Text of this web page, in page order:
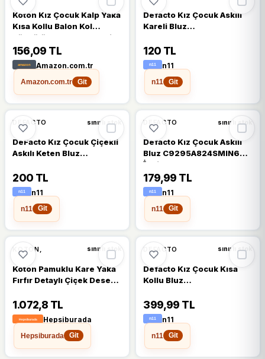
Koton Kız Çocuk Kalp Yaka
Kısa Kollu Balon Kol
Büzgülü Baskılı Bluz, Bej
(057), 6/7 Yaş
156,09 TL
Amazon.com.tr
Amazon.com.tr
Git
Defacto Kız Çocuk Askılı
Kareli Bluz
Pembe
120 TL
n11
n11
Git
DEFACTO sınırlı stok
DeFacto Kız Çocuk Çiçekli
Askılı Keten Bluz
200 TL
n11
n11
Git
DEFACTO sınırlı stok
Defacto Kız Çocuk Askılı
Bluz C9295A824SMIN69
İndigo
179,99 TL
n11
n11
Git
KOTON, sınırlı stok
Koton Pamuklu Kare Yaka
Fırfır Detaylı Çiçek Desenli
Yaş
1.072,8 TL
Hepsiburada
Hepsiburada
Git
DEFACTO sınırlı stok
Defacto Kız Çocuk Kısa
Kollu Bluz
Pembe
399,99 TL
n11
n11
Git